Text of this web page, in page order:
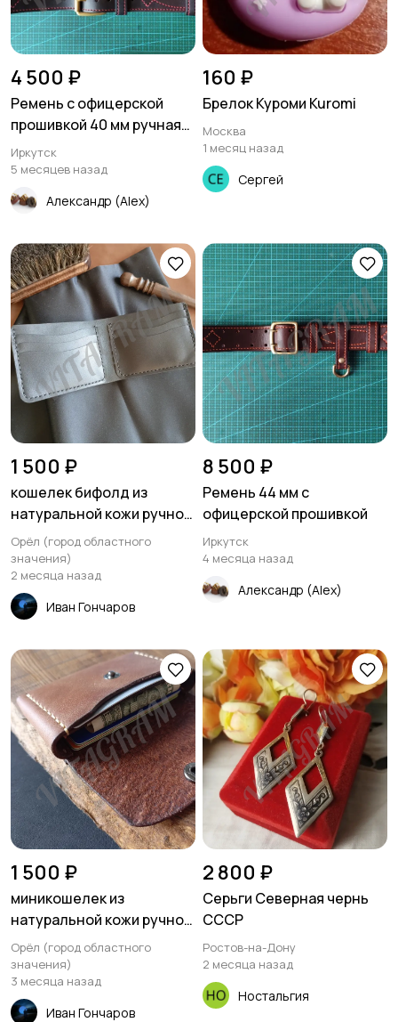
4 500 ₽
Ремень с офицерской
прошивкой 40 мм ручная
работа
Иркутск
5 месяцев назад
Александр (Alex)
160 ₽
Брелок Куроми Kuromi
Москва
1 месяц назад
Сергей
1 500 ₽
кошелек бифолд из
натуральной кожи ручной
работы
Орёл (город областного
значения)
2 месяца назад
Иван Гончаров
8 500 ₽
Ремень 44 мм с
офицерской прошивкой
Иркутск
4 месяца назад
Александр (Alex)
1 500 ₽
миникошелек из
натуральной кожи ручной
работы
Орёл (город областного
значения)
3 месяца назад
Иван Гончаров
2 800 ₽
Серьги Северная чернь
СССР
Ростов-на-Дону
2 месяца назад
Ностальгия